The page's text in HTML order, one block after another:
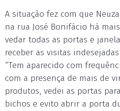
A situação fez com que
na rua José Bonifácio há
vedar todas as portas e
receber as visitas
“Tem aparecido com
com a presença de mais de
produtos, vedei as portas
bichos e evito abrir a porta